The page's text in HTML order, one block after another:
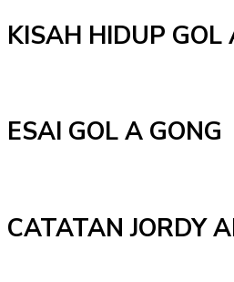
KISAH HIDUP GOL
ESAI GOL A GONG
CATATAN JORDY